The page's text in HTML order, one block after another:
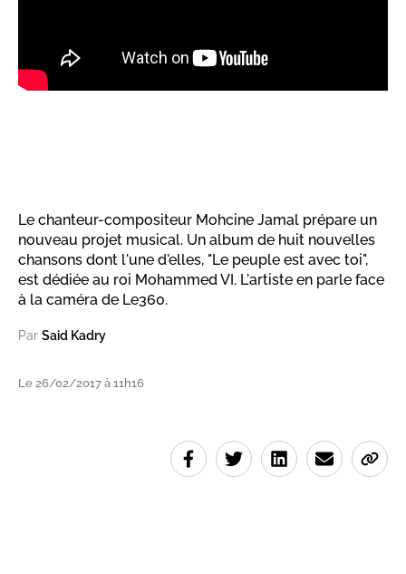
Le chanteur-compositeur Mohcine Jamal prépare un
nouveau projet musical. Un album de huit nouvelles
chansons dont l'une d'elles, "Le peuple est avec toi",
est dédiée au roi Mohammed VI. L'artiste en parle face
à la caméra de Le360.
Par Said Kadry
Le 26/02/2017 à 11h16